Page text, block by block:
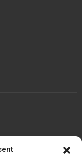
горад Luocheng,